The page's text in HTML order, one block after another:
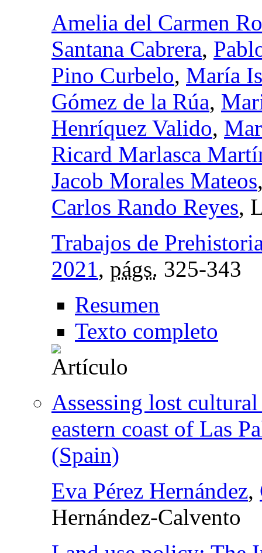
Amelia del Carmen
Santana Cabrera,
Pino Curbelo, María
Gómez de la Rúa,
Henríquez Valido,
Ricard Marlasca
Jacob Morales Mateos
Carlos Rando Reyes,
Trabajos de
2021, págs. 325-343
Resumen
Texto completo
Assessing lost
eastern coast of Las
(Spain)
Eva Pérez Hernández,
Hernández-Calvento